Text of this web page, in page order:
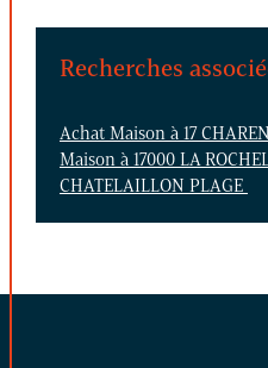
Recherches
Achat Maison à 17
Maison à 17000 LA
CHATELAILLON PLAGE